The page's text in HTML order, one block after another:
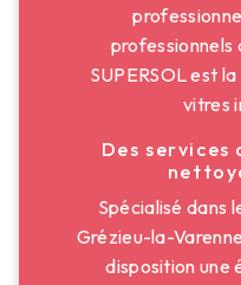
professionnels
SUPERSOL est
vitres
Des
Spécialisé dans
Grézieu-la-
disposition une